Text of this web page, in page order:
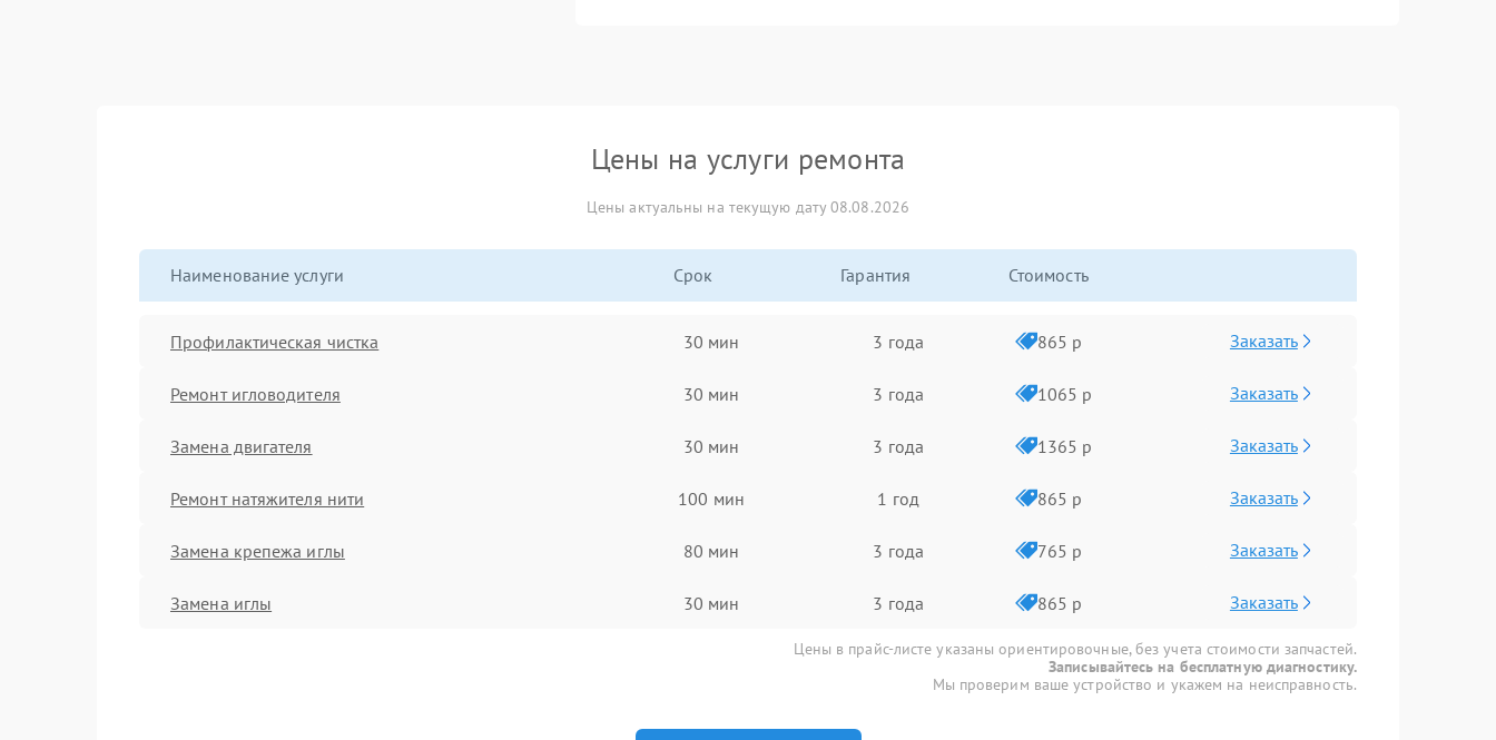
Цены на услуги ремонта
Цены актуальны на текущую дату 08.08.2026
Наименование услуги Срок Гарантия Стоимость
Профилактическая чистка 30 мин 3 года 865 р Заказать
Ремонт игловодителя 30 мин 3 года 1065 р Заказать
Замена двигателя 30 мин 3 года 1365 р Заказать
Ремонт натяжителя нити 100 мин 1 год 865 р Заказать
Замена крепежа иглы 80 мин 3 года 765 р Заказать
Замена иглы 30 мин 3 года 865 р Заказать
Цены в прайс-листе указаны ориентировочные, без учета стоимости запчастей.
Записывайтесь на бесплатную диагностику.
Мы проверим ваше устройство и укажем на неисправность.